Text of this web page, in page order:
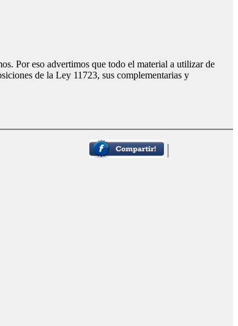
Por eso advertimos que todo el material a utilizar de
de la Ley 11723, sus complementarias y
|